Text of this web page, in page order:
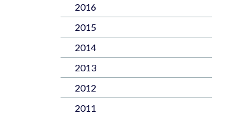
2016
2015
2014
2013
2012
2011